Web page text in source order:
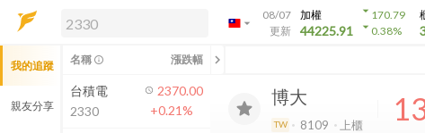
arrow_drop_down
08/07
更新
加權
44225.91
arrow_drop_down170.79
arrow_drop_down0.38%
解鎖即時行情及進階功能
方案」，即可解鎖以下功能：
即時行情
即時市況與排行
博大
TW 8109 上櫃
我的追蹤
親友分享
名稱 info_outline 漲跌幅 chevron_left
台積電
2330
2370.00
+0.21%